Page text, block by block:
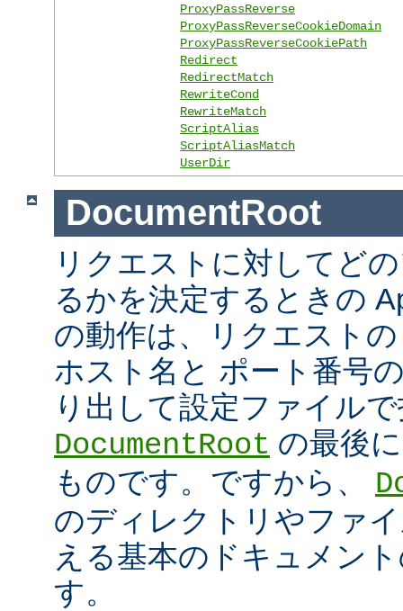
ProxyPassReverse
ProxyPassReverseCookieDomain
ProxyPassReverseCookiePath
Redirect
RedirectMatch
RewriteCond
RewriteMatch
ScriptAlias
ScriptAliasMatch
UserDir
DocumentRoot
リクエストに対してど
るかを決定するときの
の動作は、リクエスト
ホスト名と ポート番号
り出して設定ファイル
DocumentRoot の最後
ものです。ですから、
のディレクトリやファ
える基本のドキュメン
す。